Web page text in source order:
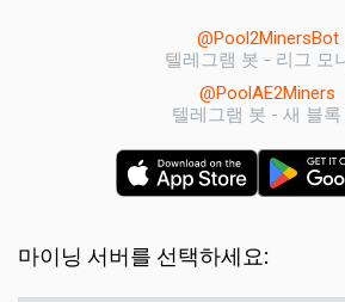
@Pool2MinersBot
텔레그램 봇 - 리그 모
@PoolAE2Miners
텔레그램 봇 - 새 블록
마이닝 서버를 선택하세요: